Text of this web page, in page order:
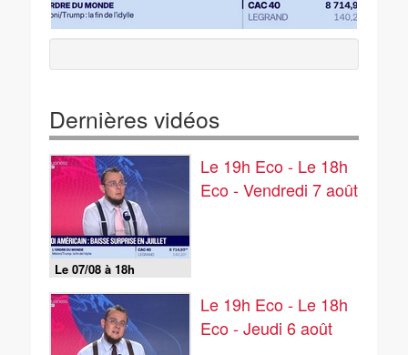
Dernières vidéos
Le 07/08 à 18h
Le 19h Eco - Le 18h
Eco - Vendredi 7 août
Le 19h Eco - Le 18h
Eco - Jeudi 6 août